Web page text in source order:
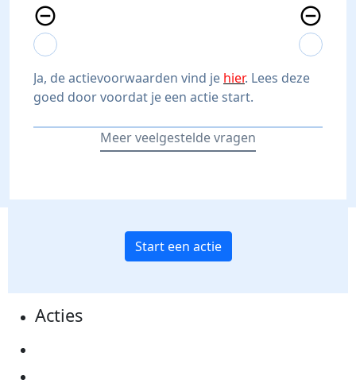
remove_circle_outline
expand_more
expand_less
remove_circle_outline
expand_more
expand_less
Ja, de actievoorwaarden vind je hier. Lees deze
goed door voordat je een actie start.
Meer veelgestelde vragen
Start een actie
Acties